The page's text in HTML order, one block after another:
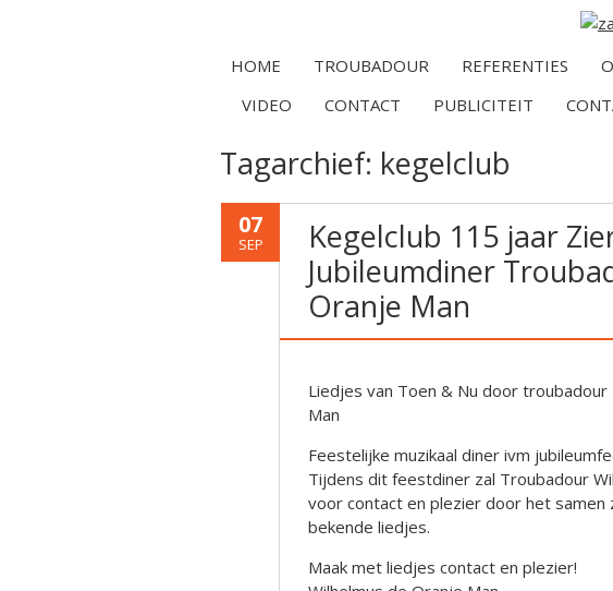
HOME TROUBADOUR REFERENTIES
VIDEO
CONTACT PUBLICITEIT
Tagarchief: kegelclub
07
SEP
Kegelclub 115 jaar
Jubileumdiner
Oranje Man
Liedjes van Toen & Nu door
Man
Feestelijke muzikaal diner ivm
Tijdens dit feestdiner zal Troubadour
voor contact en plezier door het samen
bekende liedjes.
Maak met liedjes contact en plezier!